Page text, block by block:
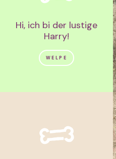
Hi, ich bi der lustige
Harry!
WELPE